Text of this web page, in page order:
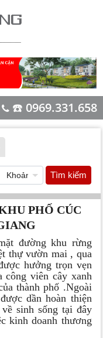
☎️ 0969.331.658
Tìm kiếm
PHỐ CÚC
đường khu rừng
thự vườn mai , qua
hưởng trọn vẹn
công viên cây xanh
thành phố .Ngoài
dần hoàn thiện
sinh sống tại đây
kinh doanh thương